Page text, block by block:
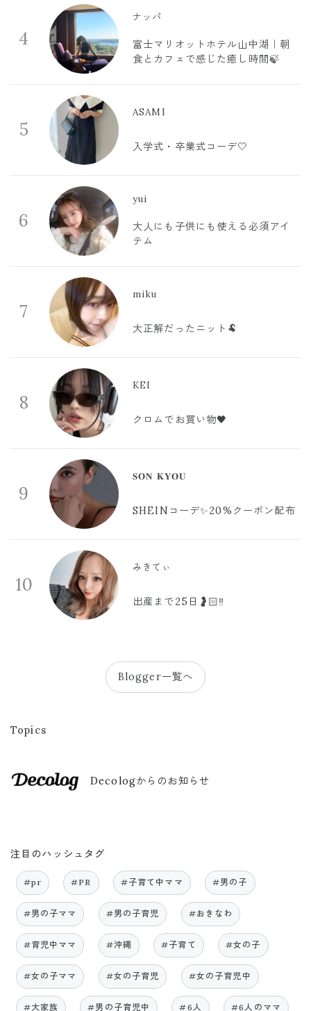
4
ナッパ
富士マリオットホテル山中湖｜朝
食とカフェで感じた癒し時間🍃
5
ASAMI
入学式・卒業式コーデ🤍
6
yui
大人にも子供にも使える必須アイ
テム
7
miku
大正解だったニット🐏
8
KEI
クロムでお買い物🖤
9
𝐒𝐎𝐍 𝐊𝐘𝐎𝐔
SHEINコーデ✨20%クーポン配布
10
みきてぃ
出産まで25日🤰🏻‼️
Blogger一覧へ
Topics
Decologからのお知らせ
注目のハッシュタグ
#pr #PR #子育て中ママ #男の子
#男の子ママ #男の子育児 #おきなわ
#育児中ママ #沖縄 #子育て #女の子
#女の子ママ #女の子育児 #女の子育児中
#大家族 #男の子育児中 #6人 #6人のママ